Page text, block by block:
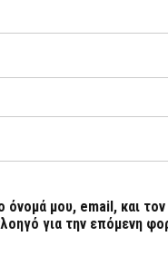
όνομά μου, email, και
για την επόμενη